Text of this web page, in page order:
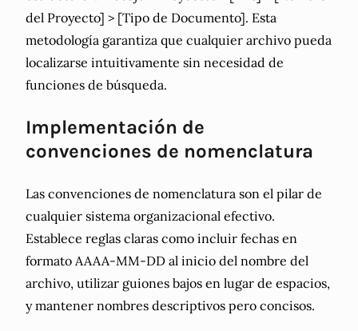
del Proyecto] > [Tipo de Documento]. Esta
metodología garantiza que cualquier archivo pueda
localizarse intuitivamente sin necesidad de
funciones de búsqueda.
Implementación de
convenciones de nomenclatura
Las convenciones de nomenclatura son el pilar de
cualquier sistema organizacional efectivo.
Establece reglas claras como incluir fechas en
formato AAAA-MM-DD al inicio del nombre del
archivo, utilizar guiones bajos en lugar de espacios,
y mantener nombres descriptivos pero concisos.